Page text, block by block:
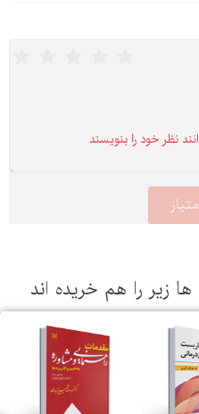
خود را بنویسند
را هم خریده اند